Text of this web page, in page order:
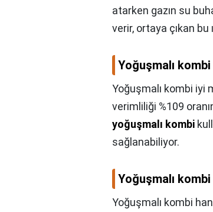
atarken gazın su
verir, ortaya çıkan
Yoğuşmalı
Yoğuşmalı kombi iyi
verimliliği %109
yoğuşmalı kombi
sağlanabiliyor.
Yoğuşmalı
Yoğuşmalı kombi